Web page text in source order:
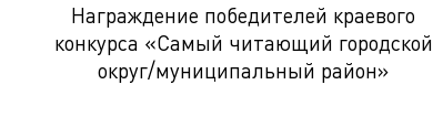
Награждение победителей краевого
конкурса «Самый читающий городской
округ/муниципальный район»